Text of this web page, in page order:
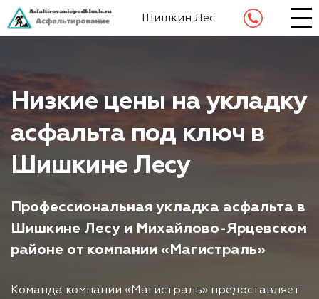
Шишкин Лес
Низкие цены на укладку
асфальта под ключ в
Шишкине Лесу
Профессиональная укладка асфальта в
Шишкине Лесу и Михайлово-Ярцевском
районе от компании «Магистраль»
Команда компании «Магистраль» предоставляет